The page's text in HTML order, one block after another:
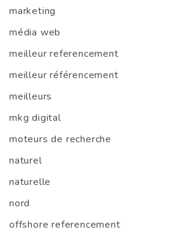
marketing
média web
meilleur referencement
meilleur référencement
meilleurs
mkg digital
moteurs de recherche
naturel
naturelle
nord
offshore referencement